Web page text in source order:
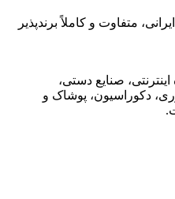
متفاوت و کاملاً برندپذیر
صنایع دستی،
دکوراسیون، پوشاک و